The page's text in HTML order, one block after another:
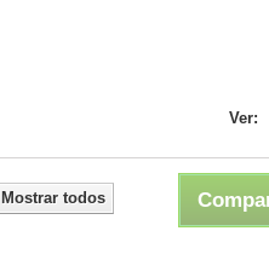
Ver:
Mostrar todos